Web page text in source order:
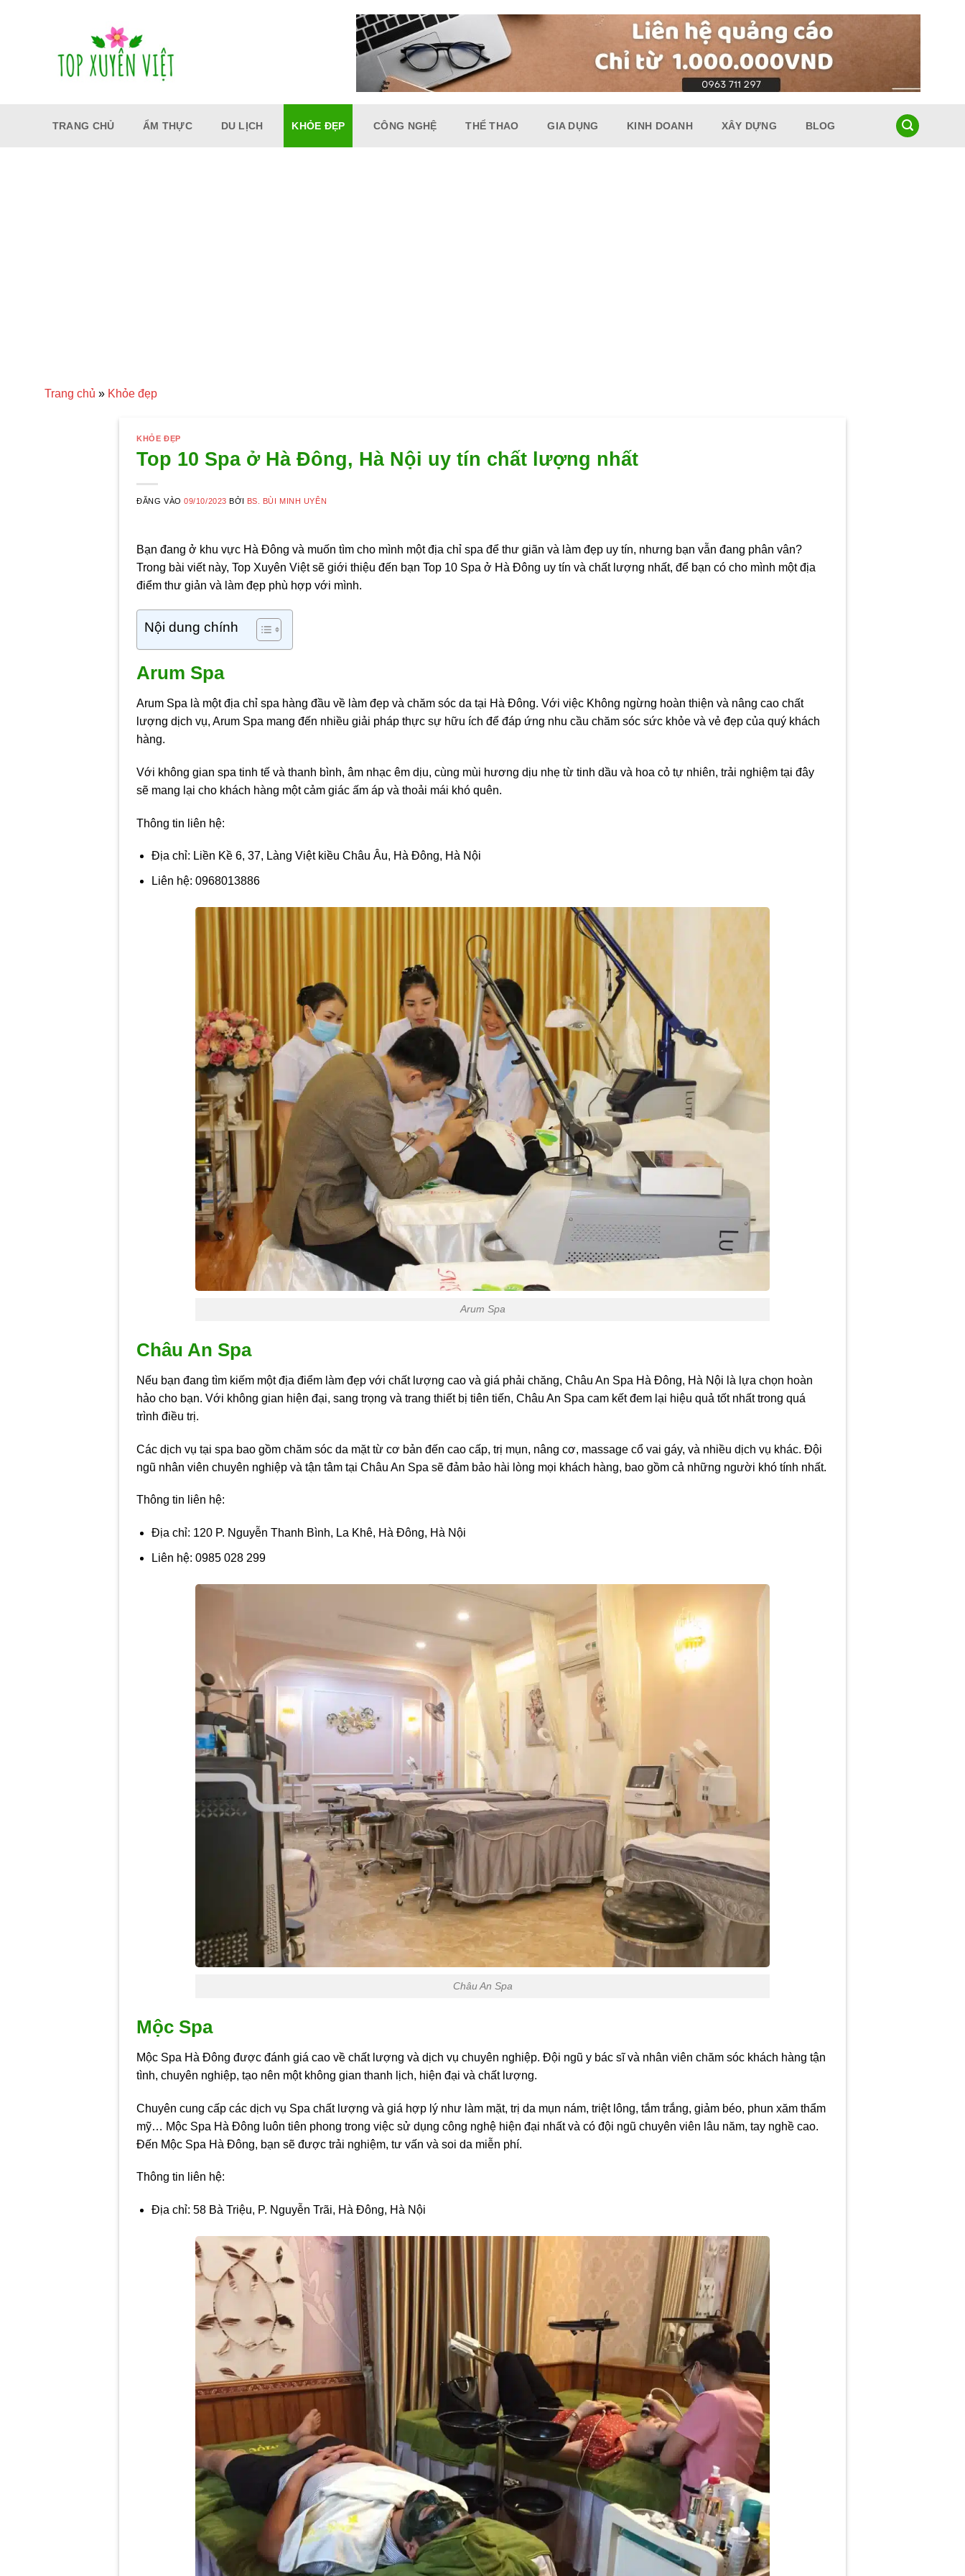
TRANG CHỦ ẨM THỰC DU LỊCH KHỎE ĐẸP CÔNG NGHỆ THỂ THAO GIA DỤNG KINH DOANH XÂY DỰNG BLOG
Trang chủ » Khỏe đẹp
KHỎE ĐẸP
Top 10 Spa ở Hà Đông, Hà Nội uy tín chất lượng nhất
ĐĂNG VÀO09/10/2023 BỞI BS. BÙI MINH UYÊN
Bạn đang ở khu vực Hà Đông và muốn tìm cho mình một địa chỉ spa để thư giãn và làm đẹp uy tín, nhưng bạn vẫn đang phân vân?
Trong bài viết này, Top Xuyên Việt sẽ giới thiệu đến bạn Top 10 Spa ở Hà Đông uy tín và chất lượng nhất, để bạn có cho mình một địa
điểm thư giản và làm đẹp phù hợp với mình.
Nội dung chính
Arum Spa
Arum Spa là một địa chỉ spa hàng đầu về làm đẹp và chăm sóc da tại Hà Đông. Với việc Không ngừng hoàn thiện và nâng cao chất
lượng dịch vụ, Arum Spa mang đến nhiều giải pháp thực sự hữu ích để đáp ứng nhu cầu chăm sóc sức khỏe và vẻ đẹp của quý khách
hàng.
Với không gian spa tinh tế và thanh bình, âm nhạc êm dịu, cùng mùi hương dịu nhẹ từ tinh dầu và hoa cỏ tự nhiên, trải nghiệm tại đây
sẽ mang lại cho khách hàng một cảm giác ấm áp và thoải mái khó quên.
Thông tin liên hệ:
Địa chỉ: Liền Kề 6, 37, Làng Việt kiều Châu Âu, Hà Đông, Hà Nội
Liên hệ: 0968013886
Arum Spa
Châu An Spa
Nếu bạn đang tìm kiếm một địa điểm làm đẹp với chất lượng cao và giá phải chăng, Châu An Spa Hà Đông, Hà Nội là lựa chọn hoàn
hảo cho bạn. Với không gian hiện đại, sang trọng và trang thiết bị tiên tiến, Châu An Spa cam kết đem lại hiệu quả tốt nhất trong quá
trình điều trị.
Các dịch vụ tại spa bao gồm chăm sóc da mặt từ cơ bản đến cao cấp, trị mụn, nâng cơ, massage cổ vai gáy, và nhiều dịch vụ khác. Đội
ngũ nhân viên chuyên nghiệp và tận tâm tại Châu An Spa sẽ đảm bảo hài lòng mọi khách hàng, bao gồm cả những người khó tính nhất.
Thông tin liên hệ:
Địa chỉ: 120 P. Nguyễn Thanh Bình, La Khê, Hà Đông, Hà Nội
Liên hệ: 0985 028 299
Châu An Spa
Mộc Spa
Mộc Spa Hà Đông được đánh giá cao về chất lượng và dịch vụ chuyên nghiệp. Đội ngũ y bác sĩ và nhân viên chăm sóc khách hàng tận
tình, chuyên nghiệp, tạo nên một không gian thanh lịch, hiện đại và chất lượng.
Chuyên cung cấp các dịch vụ Spa chất lượng và giá hợp lý như làm mặt, trị da mụn nám, triệt lông, tắm trắng, giảm béo, phun xăm thẩm
mỹ… Mộc Spa Hà Đông luôn tiên phong trong việc sử dụng công nghệ hiện đại nhất và có đội ngũ chuyên viên lâu năm, tay nghề cao.
Đến Mộc Spa Hà Đông, bạn sẽ được trải nghiệm, tư vấn và soi da miễn phí.
Thông tin liên hệ:
Địa chỉ: 58 Bà Triệu, P. Nguyễn Trãi, Hà Đông, Hà Nội